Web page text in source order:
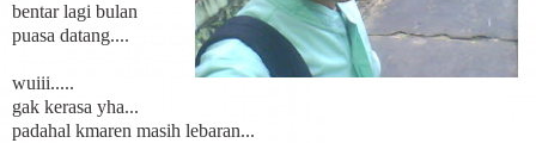
bentar lagi bulan
puasa datang....
wuiii.....
gak kerasa yha...
padahal kmaren masih lebaran...